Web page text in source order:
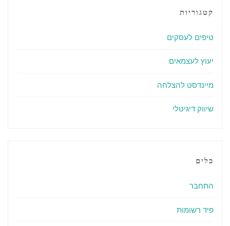
קטגוריות
טיפים לעסקים
יעוץ לעצמאים
מיינדסט להצלחה
שיווק דיגיטלי
כלים
התחבר
פיד רשומות